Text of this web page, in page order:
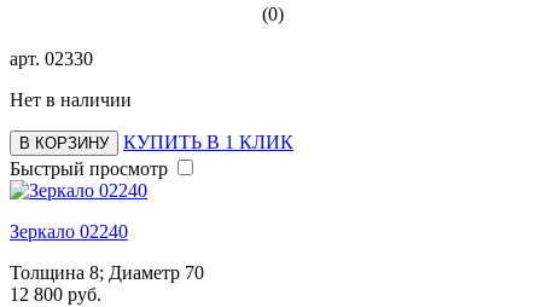
(0)
арт. 02330
Нет в наличии
В КОРЗИНУ
КУПИТЬ В 1 КЛИК
Быстрый просмотр
Зеркало 02240
Толщина 8; Диаметр 70
12 800 руб.